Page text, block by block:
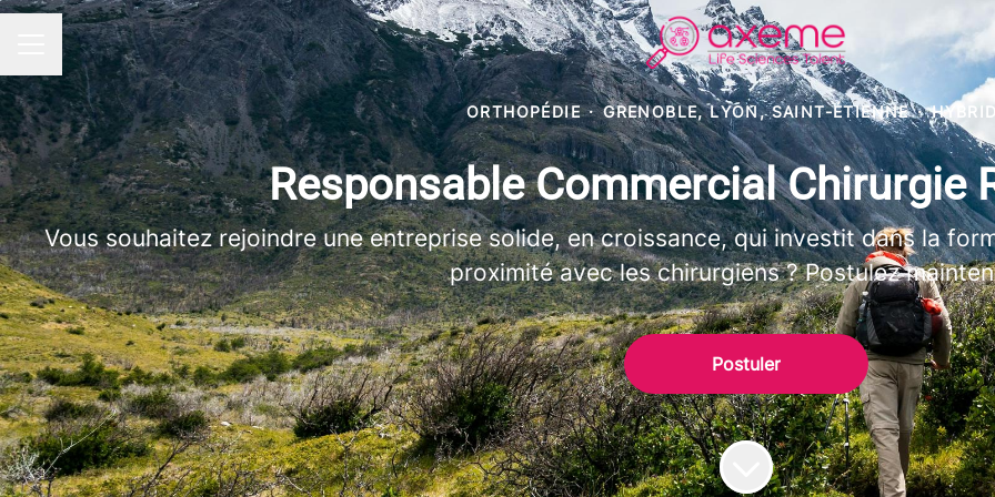
MENU CARRIÈRE
ORTHOPÉDIE · GRENOBLE, LYON, SAINT-ÉTIENNE ·
Responsable Commercial Chirurgie
Vous souhaitez rejoindre une entreprise solide, en croissance, qui investit dans la
proximité avec les chirurgiens ? Postulez
Postuler